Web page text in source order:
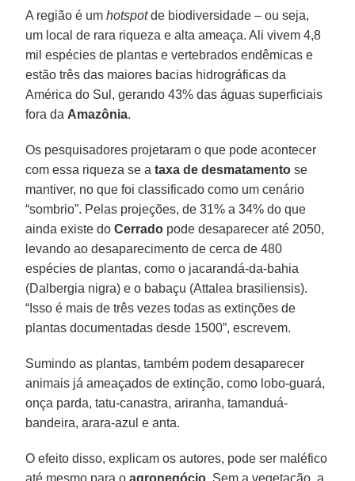
A região é umhotspotde biodiversidade – ou seja,
um local de rara riqueza e alta ameaça. Ali vivem 4,8
mil espécies de plantas e vertebrados endêmicas e
estão três das maiores bacias hidrográficas da
América do Sul, gerando 43% das águas superficiais
fora da Amazônia.
Os pesquisadores projetaram o que pode acontecer
com essa riqueza se ataxa de desmatamento se
mantiver, no que foi classificado como um cenário
“sombrio”. Pelas projeções, de 31% a 34% do que
ainda existe doCerrado pode desaparecer até 2050,
levando ao desaparecimento de cerca de 480
espécies de plantas, como o jacarandá-da-bahia
(Dalbergia nigra) e o babaçu (Attalea brasiliensis).
“Isso é mais de três vezes todas as extinções de
plantas documentadas desde 1500”, escrevem.
Sumindo as plantas, também podem desaparecer
animais já ameaçados de extinção, como lobo-guará,
onça parda, tatu-canastra, ariranha, tamanduá-
bandeira, arara-azul e anta.
O efeito disso, explicam os autores, pode ser maléfico
até mesmo para oagronegócio . Sem a vegetação, a